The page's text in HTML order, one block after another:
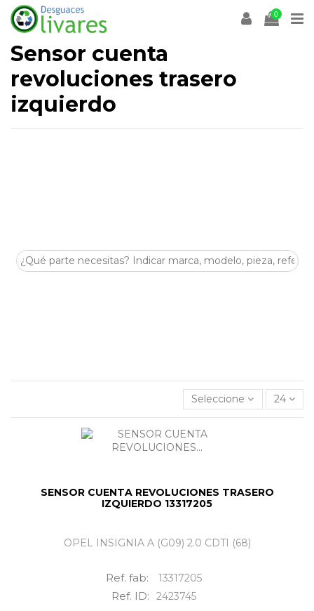
0
Sensor cuenta
revoluciones trasero
izquierdo
con piezas procedentes de despiece seleccionadas por su
estado y compatibilidad. Si buscasSensor cuenta
Seleccione 24
SENSOR CUENTA REVOLUCIONES TRASERO
IZQUIERDO 13317205
OPEL INSIGNIA A (G09) 2.0 CDTI (68)
Ref. fab: 13317205
Ref. ID: 2423745